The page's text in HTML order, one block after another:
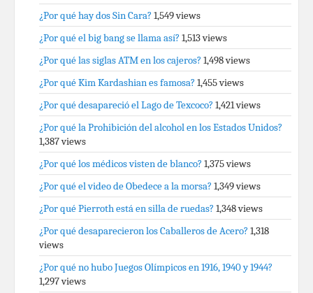
¿Por qué hay dos Sin Cara? 1,549 views
¿Por qué el big bang se llama así? 1,513 views
¿Por qué las siglas ATM en los cajeros? 1,498 views
¿Por qué Kim Kardashian es famosa? 1,455 views
¿Por qué desapareció el Lago de Texcoco? 1,421 views
¿Por qué la Prohibición del alcohol en los Estados Unidos?
1,387 views
¿Por qué los médicos visten de blanco? 1,375 views
¿Por qué el video de Obedece a la morsa? 1,349 views
¿Por qué Pierroth está en silla de ruedas? 1,348 views
¿Por qué desaparecieron los Caballeros de Acero? 1,318
views
¿Por qué no hubo Juegos Olímpicos en 1916, 1940 y 1944?
1,297 views